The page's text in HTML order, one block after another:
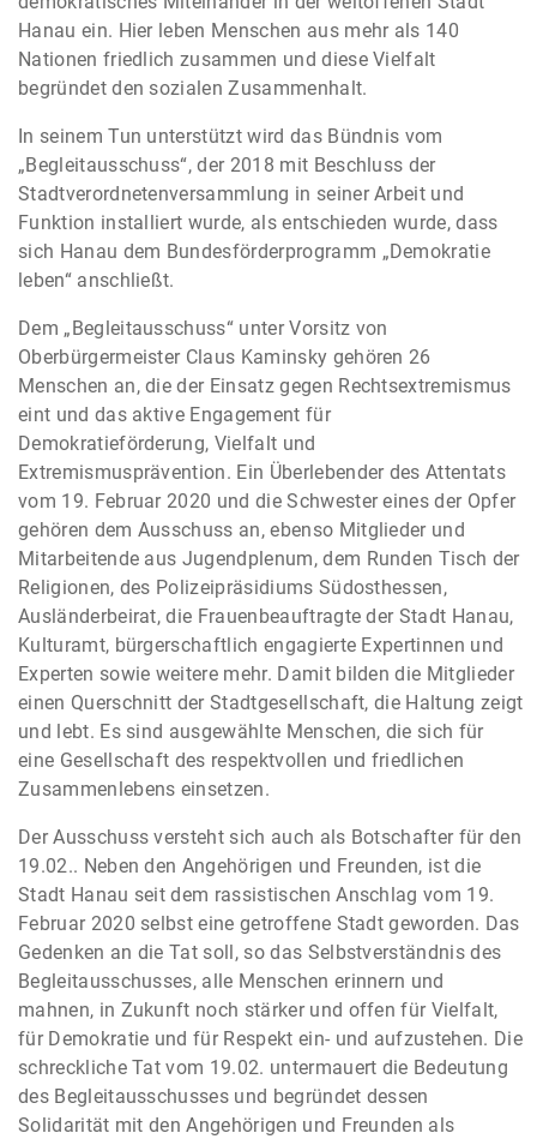
Hanau ein. Hier leben Menschen aus mehr als 140
Nationen friedlich zusammen und diese Vielfalt
begründet den sozialen Zusammenhalt.
In seinem Tun unterstützt wird das Bündnis vom
„Begleitausschuss“, der 2018 mit Beschluss der
Stadtverordnetenversammlung in seiner Arbeit und
Funktion installiert wurde, als entschieden wurde, dass
sich Hanau dem Bundesförderprogramm „Demokratie
leben“ anschließt.
Dem „Begleitausschuss“ unter Vorsitz von
Oberbürgermeister Claus Kaminsky gehören 26
Menschen an, die der Einsatz gegen Rechtsextremismus
eint und das aktive Engagement für
Demokratieförderung, Vielfalt und
Extremismusprävention. Ein Überlebender des Attentats
vom 19. Februar 2020 und die Schwester eines der Opfer
gehören dem Ausschuss an, ebenso Mitglieder und
Mitarbeitende aus Jugendplenum, dem Runden Tisch der
Religionen, des Polizeipräsidiums Südosthessen,
Ausländerbeirat, die Frauenbeauftragte der Stadt Hanau,
Kulturamt, bürgerschaftlich engagierte Expertinnen und
Experten sowie weitere mehr. Damit bilden die Mitglieder
einen Querschnitt der Stadtgesellschaft, die Haltung zeigt
und lebt. Es sind ausgewählte Menschen, die sich für
eine Gesellschaft des respektvollen und friedlichen
Zusammenlebens einsetzen.
Der Ausschuss versteht sich auch als Botschafter für den
19.02.. Neben den Angehörigen und Freunden, ist die
Stadt Hanau seit dem rassistischen Anschlag vom 19.
Februar 2020 selbst eine getroffene Stadt geworden. Das
Gedenken an die Tat soll, so das Selbstverständnis des
Begleitausschusses, alle Menschen erinnern und
mahnen, in Zukunft noch stärker und offen für Vielfalt,
für Demokratie und für Respekt ein- und aufzustehen. Die
schreckliche Tat vom 19.02. untermauert die Bedeutung
des Begleitausschusses und begründet dessen
Solidarität mit den Angehörigen und Freunden als